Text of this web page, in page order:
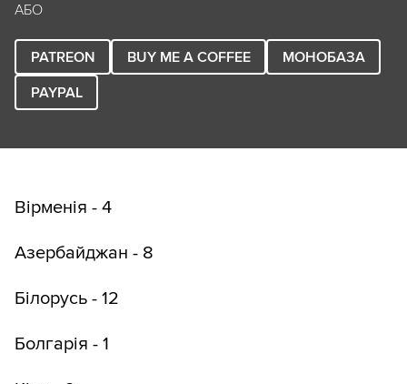
АБО
PATREON BUY ME A COFFEE
МОНОБАЗА
PAYPAL
Вірменія - 4
Азербайджан - 8
Білорусь - 12
Болгарія - 1